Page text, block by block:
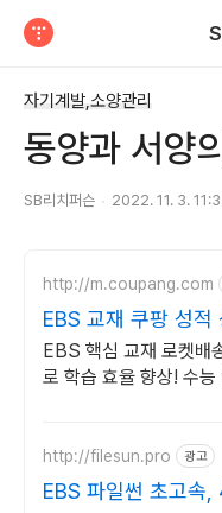
자기계발,소양관리
동양과 서양
SB리치퍼슨 2022. 11. 3.
http://m.coupang.com
EBS 교재 쿠팡 성적
EBS 핵심 교재 로켓배
로 학습 효율 향상! 수능
http://filesun.pro 광고
EBS 파일썬 초고속,